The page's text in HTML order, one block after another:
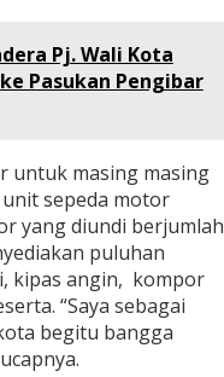
Pj. Wali Kota
Pasukan Pengibar
untuk masing masing
sepeda motor
yang diundi berjumlah
puluhan
kipas angin, kompor
“Saya sebagai
begitu bangga